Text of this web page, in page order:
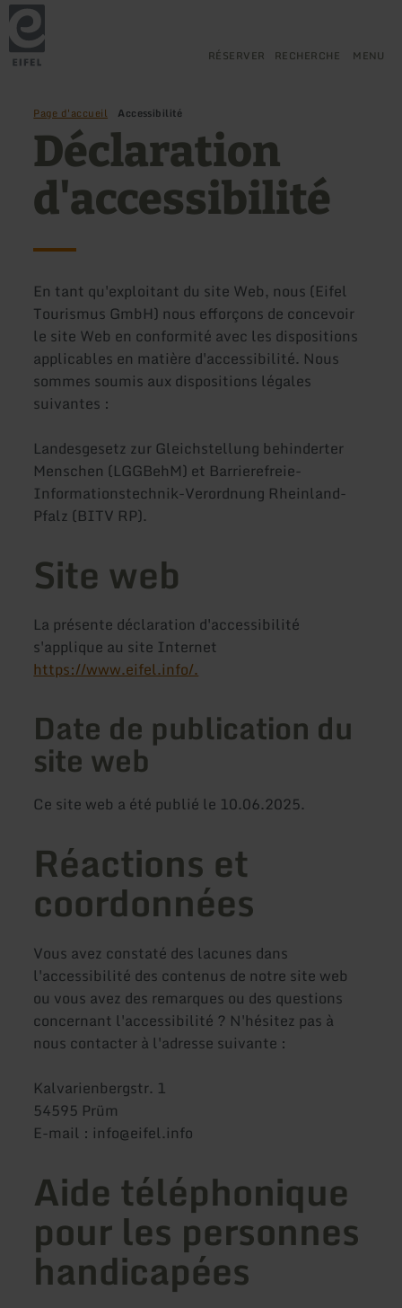
Retour
à
la
page
d'accueil
RÉSERVER RECHERCHE MENU
Page d'accueil Accessibilité
Déclaration
d'accessibilité
En tant qu'exploitant du site Web, nous (Eifel
Tourismus GmbH) nous efforçons de concevoir
le site Web en conformité avec les dispositions
applicables en matière d'accessibilité. Nous
sommes soumis aux dispositions légales
suivantes :
Landesgesetz zur Gleichstellung behinderter
Menschen (LGGBehM) et Barrierefreie-
Informationstechnik-Verordnung Rheinland-
Pfalz (BITV RP).
Site web
La présente déclaration d'accessibilité
s'applique au site Internet
https://www.eifel.info/.
Date de publication du
site web
Ce site web a été publié le 10.06.2025.
Réactions et
coordonnées
Vous avez constaté des lacunes dans
l'accessibilité des contenus de notre site web
ou vous avez des remarques ou des questions
concernant l'accessibilité ? N'hésitez pas à
nous contacter à l'adresse suivante :
Kalvarienbergstr. 1
54595 Prüm
E-mail : info@eifel.info
Aide téléphonique
pour les personnes
handicapées